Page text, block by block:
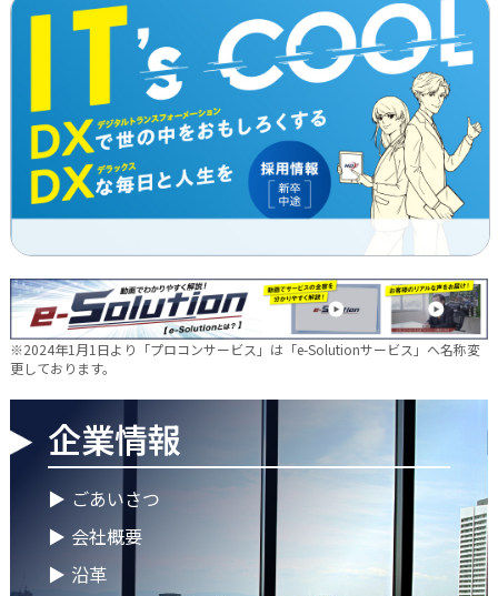
日本電通グループ、食品事業へ新たな挑戦 ～株式会社中野和一
郎商店をグループ会社化し食品製造事業を開始～
2026.06.16
新卒10期生 辞令交付式を行いました
2026.05.28
現場に新たな活気を！NDTEC株式会社に4名の仲間が加わりました
🔧
2026.05.13
新卒第10期生 OJT研修の様子をご紹介✨
2026.04.28
2026.04.28
ゴールデンウイークに伴う休業期間のお知らせ
2026.04.25
徳島オフィス 事務所移転のお知らせ
2026.04.02
※2024年1月1日より「プロコンサービス」は「e-Solutionサービス」へ名称変
更しております。
企業情報
▶ ごあいさつ
▶ 会社概要
▶ 沿革